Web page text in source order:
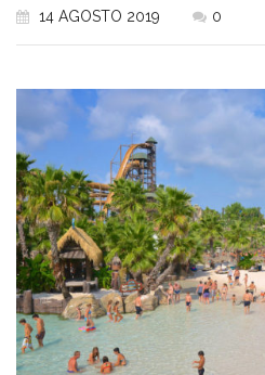
14 AGOSTO 2019 0